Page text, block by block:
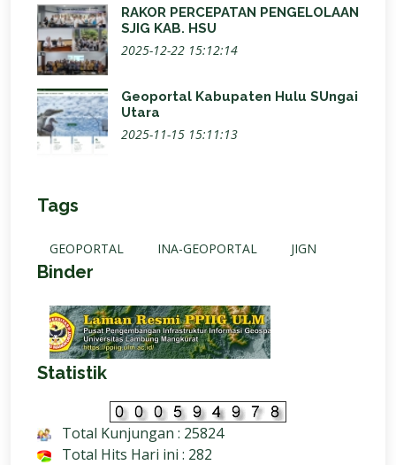
RAKOR PERCEPATAN PENGELOLAAN
SJIG KAB. HSU
2025-12-22 15:12:14
Geoportal Kabupaten Hulu SUngai
Utara
2025-11-15 15:11:13
Tags
GEOPORTAL INA-GEOPORTAL JIGN
Binder
Statistik
Total Kunjungan : 25824
Total Hits Hari ini : 282